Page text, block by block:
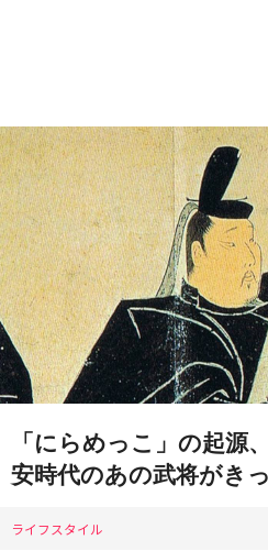
「にらめっこ」の起源
安時代のあの武将がき
ライフスタイル